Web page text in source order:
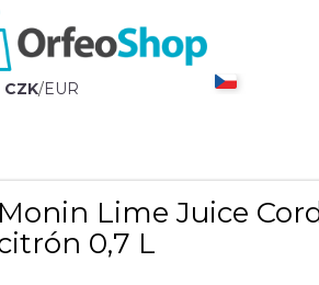
CZK/EUR
Monin Lime Juice
0,7 L